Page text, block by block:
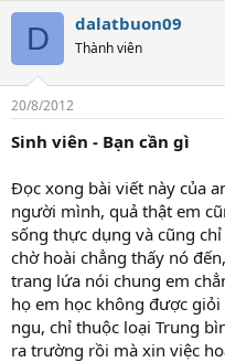
s
D dalatbuon09
Thành viên
20/8/2012
Sinh viên - Bạn cần gì
Đọc xong bài viết này của
người mình, quả thật em
sống thực dụng và cũng
chờ hoài chẳng thấy nó
trang lứa nói chung em
họ em học không được
ngu, chỉ thuộc loại Trung
ra trường rồi mà xin việc